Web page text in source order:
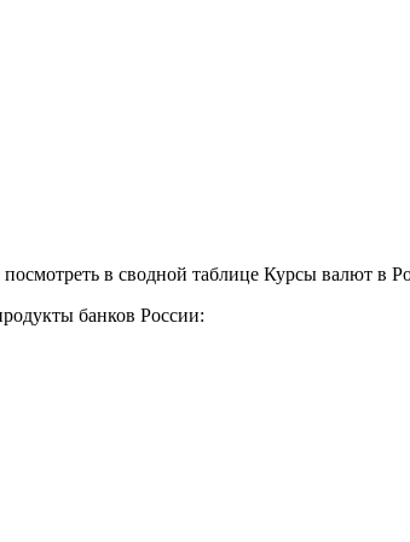
в сводной таблице Курсы валют в
банков России: